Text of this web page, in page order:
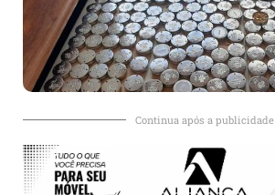
Continua após a publicidade